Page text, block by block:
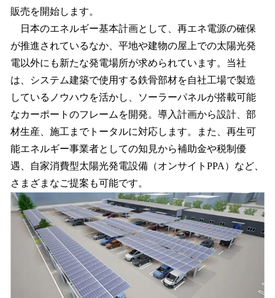
込
み
中
で
す
販売を開始します。
日本のエネルギー基本計画として、再エネ電源の確保
が推進されているなか、平地や建物の屋上での太陽光発
電以外にも新たな発電場所が求められています。当社
は、システム建築で使用する鉄骨部材を自社工場で製造
しているノウハウを活かし、ソーラーパネルが搭載可能
なカーポートのフレームを開発。導入計画から設計、部
材生産、施工までトータルに対応します。また、再生可
能エネルギー事業者としての知見から補助金や税制優
遇、自家消費型太陽光発電設備（オンサイトPPA）など、
さまざまなご提案も可能です。